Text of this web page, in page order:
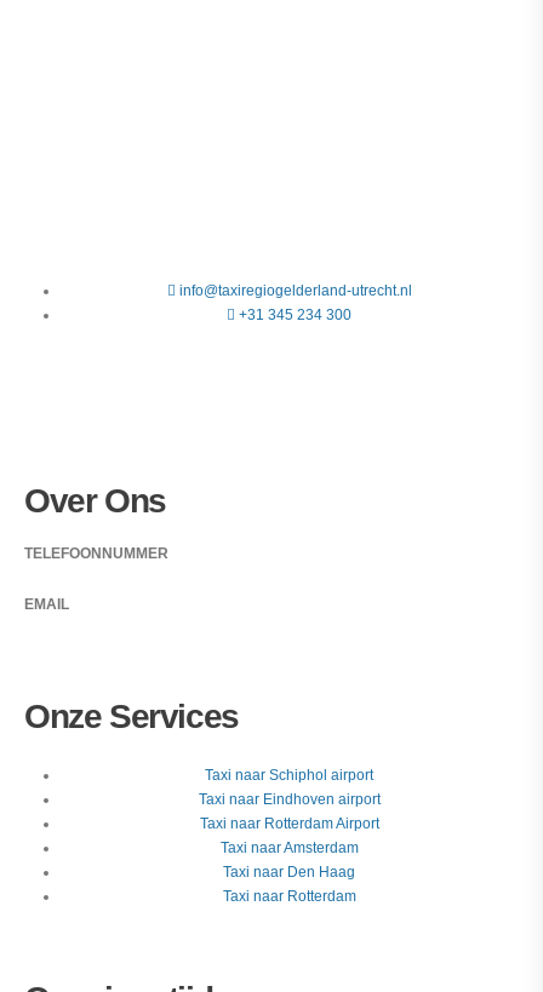
info@taxiregiogelderland-utrecht.nl
+31 345 234 300
Over Ons
TELEFOONNUMMER
EMAIL
Onze Services
Taxi naar Schiphol airport
Taxi naar Eindhoven airport
Taxi naar Rotterdam Airport
Taxi naar Amsterdam
Taxi naar Den Haag
Taxi naar Rotterdam